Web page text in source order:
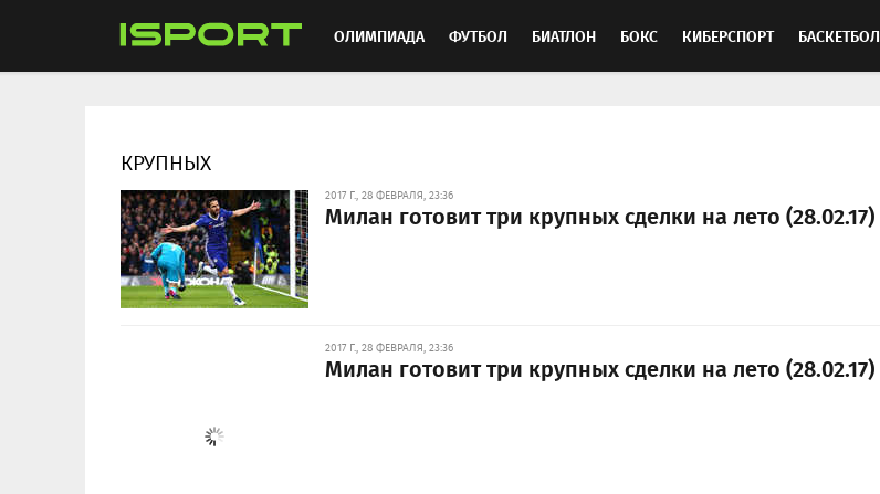
ОЛИМПИАДА ФУТБОЛ БИАТЛОН БОКС КИБЕРСПОРТ БАСКЕТБОЛ
КРУПНЫХ
2017 Г., 28 ФЕВРАЛЯ, 23:36
Милан готовит три крупных сделки на лето (28.02.17)
2017 Г., 28 ФЕВРАЛЯ, 23:36
Милан готовит три крупных сделки на лето (28.02.17)